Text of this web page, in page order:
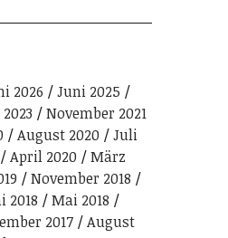
2026
Juni 2025
November 2021
August 2020
Juli
April 2020
März
November 2018
2018
Mai 2018
2017
August